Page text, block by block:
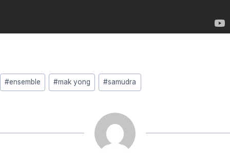
Post
Tags:
#ensemble #mak yong #samudra